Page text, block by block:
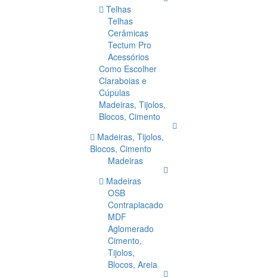
Telhas
Telhas
Cerâmicas
Tectum Pro
Acessórios
Como Escolher
Claraboias e
Cúpulas
Madeiras, Tijolos,
Blocos, Cimento
Madeiras, Tijolos,
Blocos, Cimento
Madeiras
Madeiras
OSB
Contraplacado
MDF
Aglomerado
Cimento,
Tijolos,
Blocos, Areia